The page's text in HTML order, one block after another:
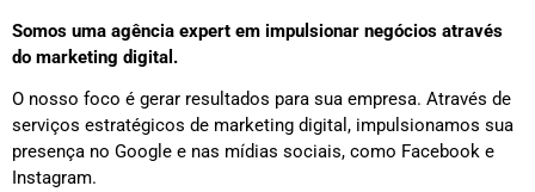
Somos uma agência expert em impulsionar negócios através
do marketing digital.
O nosso foco é gerar resultados para sua empresa. Através de
serviços estratégicos de marketing digital, impulsionamos sua
presença no Google e nas mídias sociais, como Facebook e
Instagram.